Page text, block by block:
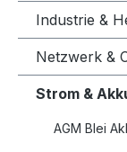
Industrie &
Netzwerk &
Strom &
AGM Blei